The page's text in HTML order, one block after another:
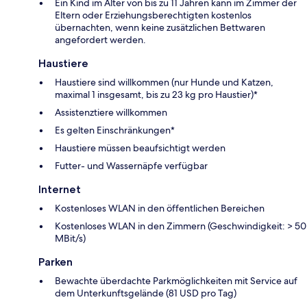
Ein Kind im Alter von bis zu 11 Jahren kann im Zimmer der
Eltern oder Erziehungsberechtigten kostenlos
übernachten, wenn keine zusätzlichen Bettwaren
angefordert werden.
Haustiere
Haustiere sind willkommen (nur Hunde und Katzen,
maximal 1 insgesamt, bis zu 23 kg pro Haustier)*
Assistenztiere willkommen
Es gelten Einschränkungen*
Haustiere müssen beaufsichtigt werden
Futter- und Wassernäpfe verfügbar
Internet
Kostenloses WLAN in den öffentlichen Bereichen
Kostenloses WLAN in den Zimmern (Geschwindigkeit: > 50
MBit/s)
Parken
Bewachte überdachte Parkmöglichkeiten mit Service auf
dem Unterkunftsgelände (81 USD pro Tag)